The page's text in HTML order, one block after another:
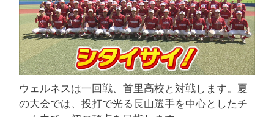
ウェルネスは一回戦、首里高校と対戦します。夏
の大会では、投打で光る長山選手を中心としたチ